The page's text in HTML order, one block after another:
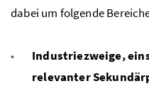
dabei um folgende
Industriezweige,
relevanter